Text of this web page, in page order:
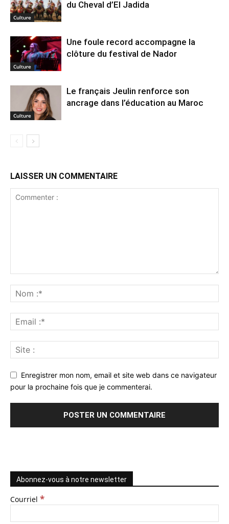
Culture
du Cheval d’El Jadida
Culture
Une foule record accompagne la
clôture du festival de Nador
Culture
Le français Jeulin renforce son
ancrage dans l’éducation au Maroc
LAISSER UN COMMENTAIRE
Enregistrer mon nom, email et site web dans ce navigateur
pour la prochaine fois que je commenterai.
Abonnez-vous à notre newsletter
Courriel *